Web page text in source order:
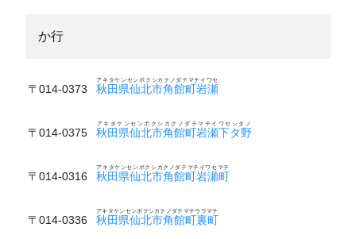
か行
〒014-0373 秋田県仙北市角館町岩瀬
アキタケンセンボクシカクノダテマチイワセ
〒014-0375 秋田県仙北市角館町岩瀬下タ野
アキタケンセンボクシカクノダテマチイワセシタノ
〒014-0316 秋田県仙北市角館町岩瀬町
アキタケンセンボクシカクノダテマチイワセマチ
〒014-0336 秋田県仙北市角館町裏町
アキタケンセンボクシカクノダテマチウラマチ